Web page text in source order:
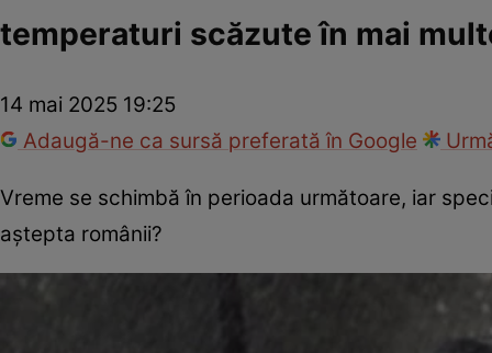
temperaturi scăzute în mai
14 mai 2025 19:25
Adaugă-ne ca sursă preferată în Google
Vreme se schimbă în perioada următoare, iar
aștepta românii?